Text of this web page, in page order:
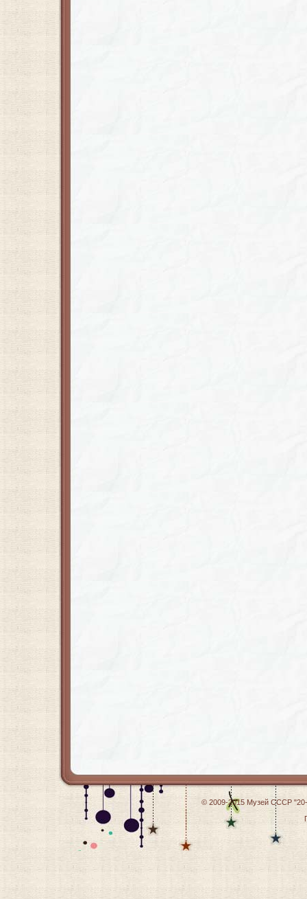
© 2009-2015 Музей СССР